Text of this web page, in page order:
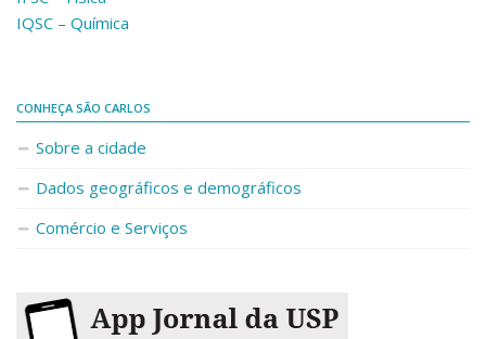
Sobre o Campus
Dirigentes
Notícias e Eventos
Informações para ingressantes
Fale Conosco
Ouvidoria do Campus
IQSC – Química
CONHEÇA SÃO CARLOS
Sobre a cidade
Dados geográficos e demográficos
Comércio e Serviços